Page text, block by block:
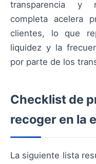
transparencia y
completa acelera
clientes, lo que
liquidez y la
por parte de los
Checklist de
recoger en la
La siguiente lista